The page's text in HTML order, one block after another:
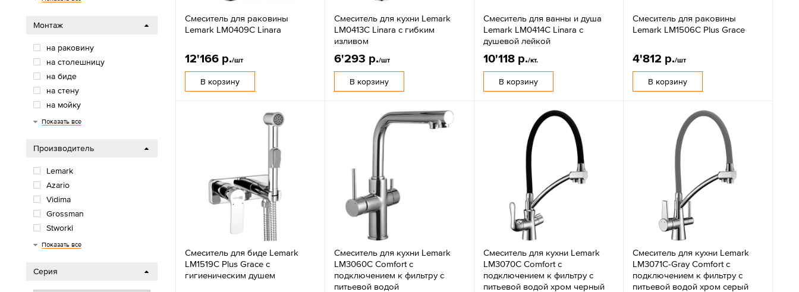
Смеситель для раковины
Lemark LM0409C Linara
12'166 р./шт
В корзину
Смеситель для кухни Lemark
LM0413C Linara с гибким
изливом
6'293 р./шт
В корзину
Смеситель для ванны и душа
Lemark LM0414C Linara с
душевой лейкой
10'118 р./кт.
В корзину
Смеситель для раковины
Lemark LM1506C Plus Grace
4'812 р./шт
В корзину
Смеситель для биде Lemark
LM1519C Plus Grace с
гигиеническим душем
Смеситель для кухни Lemark
LM3060C Comfort с
подключением к фильтру с
питьевой водой
Смеситель для кухни Lemark
LM3070C Comfort с
подключением к фильтру с
питьевой водой хром черный
Смеситель для кухни Lemark
LM3071C-Gray Comfort с
подключением к фильтру с
питьевой водой хром серый
Монтаж
на раковину
на столешницу
на биде
на стену
на мойку
на борт ванны
скрытый
напольный
Показать все
Производитель
Lemark
Azario
Vidima
Grossman
Stworki
Domaci
Показать все
Серия